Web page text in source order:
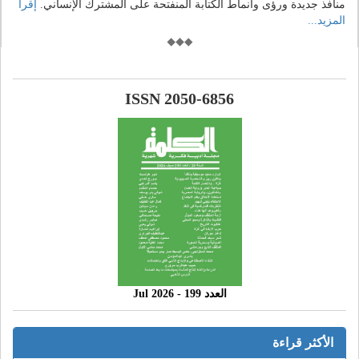
منافذ جديدة ورؤى وأنماط الكتابة المنفتحة على المشترك الإنساني.
إقرأ
المزيد...
ISSN 2050-6856
العدد 199 - 2026 Jul
الأكثر قراءة